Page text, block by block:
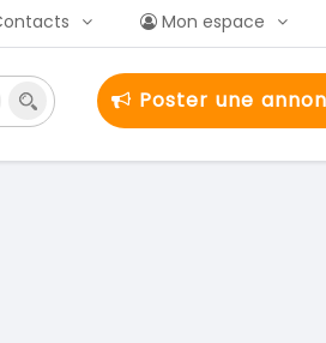
Mon espace
Poster une